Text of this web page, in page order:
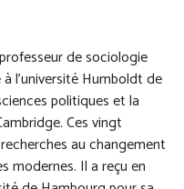
de sociologie
l'université Humboldt de
politiques et la
Ces vingt
au changement
modernes. Il a reçu en